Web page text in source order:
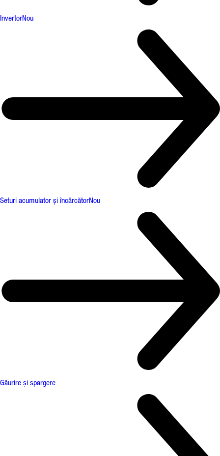
InvertorNou
Seturi acumulator și încărcătorNou
Găurire și spargere